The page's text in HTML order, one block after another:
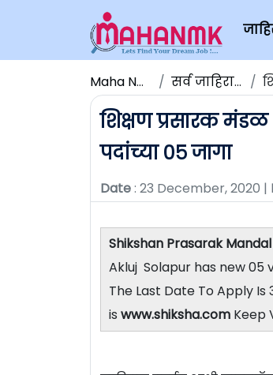
Maha NMK सर्व जाहिराती
शिक्षण प्रसारक
पदांच्या ०५ जागा
Date: 23 December, 2020 |
Shikshan Prasarak
Akluj Solapur has new 05
The Last Date To Apply
is www.shiksha.com Keep